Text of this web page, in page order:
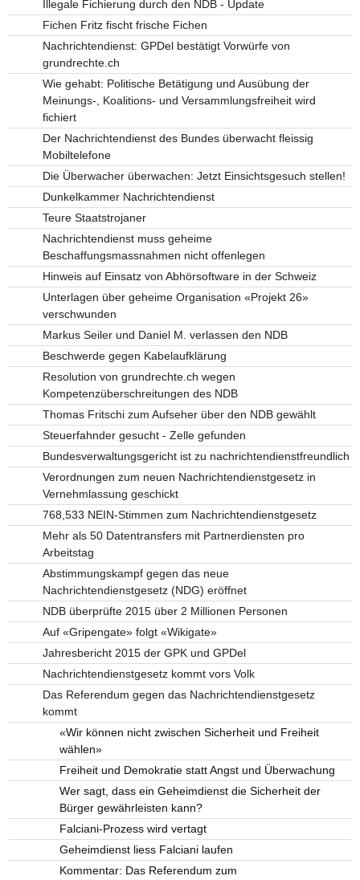
Illegale Fichierung durch den NDB - Update
Fichen Fritz fischt frische Fichen
Nachrichtendienst: GPDel bestätigt Vorwürfe von
grundrechte.ch
Wie gehabt: Politische Betätigung und Ausübung der
Meinungs-, Koalitions- und Versammlungsfreiheit wird
fichiert
Der Nachrichtendienst des Bundes überwacht fleissig
Mobiltelefone
Die Überwacher überwachen: Jetzt Einsichtsgesuch stellen!
Dunkelkammer Nachrichtendienst
Teure Staatstrojaner
Nachrichtendienst muss geheime
Beschaffungsmassnahmen nicht offenlegen
Hinweis auf Einsatz von Abhörsoftware in der Schweiz
Unterlagen über geheime Organisation «Projekt 26»
verschwunden
Markus Seiler und Daniel M. verlassen den NDB
Beschwerde gegen Kabelaufklärung
Resolution von grundrechte.ch wegen
Kompetenzüberschreitungen des NDB
Thomas Fritschi zum Aufseher über den NDB gewählt
Steuerfahnder gesucht - Zelle gefunden
Bundesverwaltungsgericht ist zu nachrichtendienstfreundlich
Verordnungen zum neuen Nachrichtendienstgesetz in
Vernehmlassung geschickt
768,533 NEIN-Stimmen zum Nachrichtendienstgesetz
Mehr als 50 Datentransfers mit Partnerdiensten pro
Arbeitstag
Abstimmungskampf gegen das neue
Nachrichtendienstgesetz (NDG) eröffnet
NDB überprüfte 2015 über 2 Millionen Personen
Auf «Gripengate» folgt «Wikigate»
Jahresbericht 2015 der GPK und GPDel
Nachrichtendienstgesetz kommt vors Volk
Das Referendum gegen das Nachrichtendienstgesetz
kommt
«Wir können nicht zwischen Sicherheit und Freiheit
wählen»
Freiheit und Demokratie statt Angst und Überwachung
Wer sagt, dass ein Geheimdienst die Sicherheit der
Bürger gewährleisten kann?
Falciani-Prozess wird vertagt
Geheimdienst liess Falciani laufen
Kommentar: Das Referendum zum